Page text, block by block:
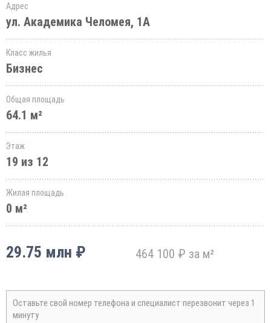
Адрес
ул. Академика Челомея, 1А
Класс жилья
Бизнес
Общая площадь
64.1 м²
Этаж
19 из 12
Жилая площадь
0 м²
29.75 млн ₽ 464 100 ₽ за м²
Оставьте свой номер телефона и специалист перезвонит через 1
минуту